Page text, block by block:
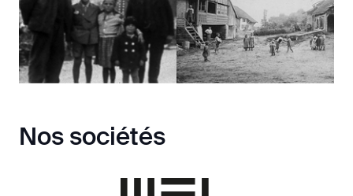
Nos sociétés